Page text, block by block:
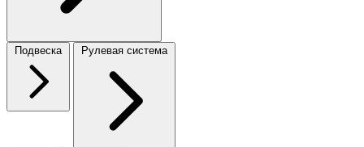
Подвеска Рулевая система